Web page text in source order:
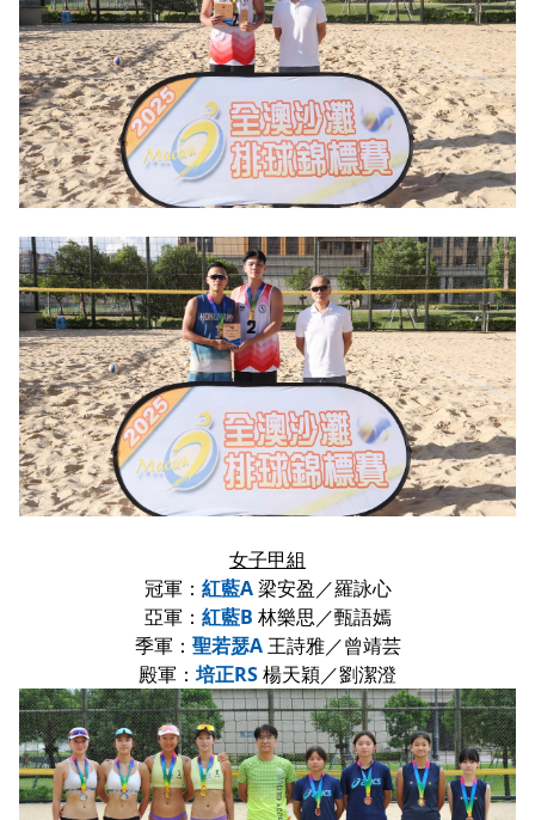
女子甲組
冠軍： 紅藍A梁安盈／羅詠心
亞軍： 紅藍B 林樂思／甄語嫣
季軍： 聖若瑟A王詩雅／曾靖芸
殿軍： 培正RS楊天穎／劉潔澄